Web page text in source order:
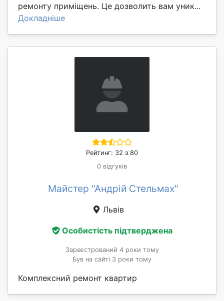
ремонту приміщень. Це дозволить вам уник...
Докладніше
Рейтинг: 32 з 80
0 відгуків
Майстер "Андрій Стельмах"
Львів
Особистість підтверджена
Зареєстрований 4 роки тому
Був на сайті 3 роки тому
Комплексний ремонт квартир